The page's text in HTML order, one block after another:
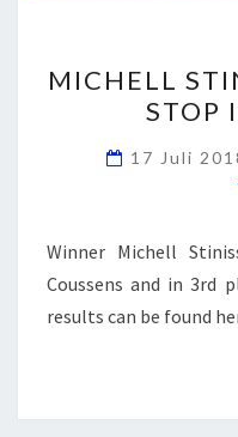
MICHELL
STOP
17 Juli
Winner Michell
Coussens and in 3rd
results can be found